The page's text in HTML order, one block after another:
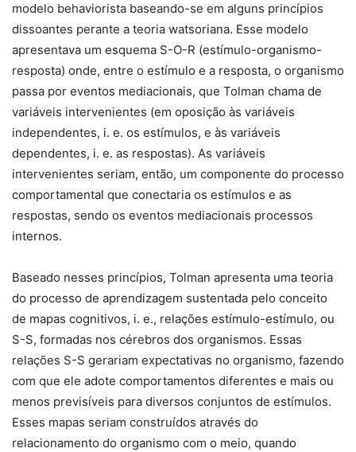
modelo behaviorista baseando-se em alguns princípios
dissoantes perante a teoria watsoriana. Esse modelo
apresentava um esquema S-O-R (estímulo-organismo-
resposta) onde, entre o estímulo e a resposta, o organismo
passa por eventos mediacionais, que Tolman chama de
variáveis intervenientes (em oposição às variáveis
independentes, i. e. os estímulos, e às variáveis
dependentes, i. e. as respostas). As variáveis
intervenientes seriam, então, um componente do processo
comportamental que conectaria os estímulos e as
respostas, sendo os eventos mediacionais processos
internos.
Baseado nesses princípios, Tolman apresenta uma teoria
do processo de aprendizagem sustentada pelo conceito
de mapas cognitivos, i. e., relações estímulo-estímulo, ou
S-S, formadas nos cérebros dos organismos. Essas
relações S-S gerariam expectativas no organismo, fazendo
com que ele adote comportamentos diferentes e mais ou
menos previsíveis para diversos conjuntos de estímulos.
Esses mapas seriam construídos através do
relacionamento do organismo com o meio, quando